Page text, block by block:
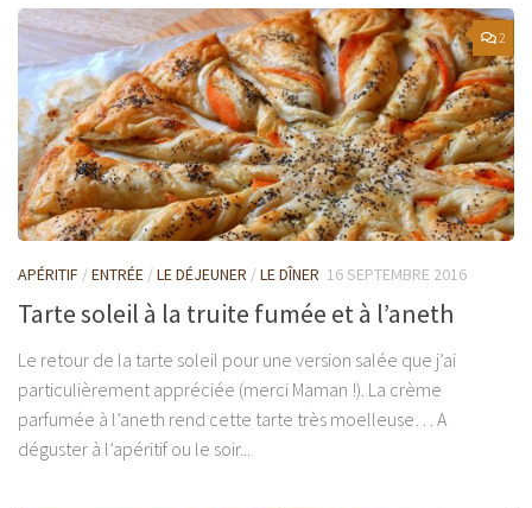
2
APÉRITIF /ENTRÉE /LE DÉJEUNER /LE DÎNER 16 SEPTEMBRE 2016
Tarte soleil à la truite fumée et à l’aneth
Le retour de la tarte soleil pour une version salée que j’ai
particulièrement appréciée (merci Maman !). La crème
parfumée à l’aneth rend cette tarte très moelleuse… A
déguster à l’apéritif ou le soir...